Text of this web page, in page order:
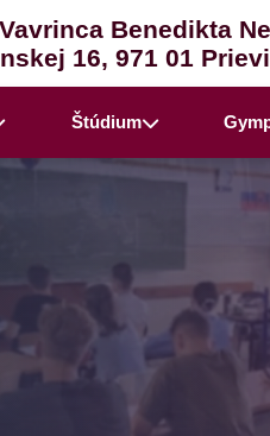
Benedikta
16, 971 01
Štúdium